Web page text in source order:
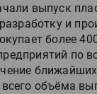
выпуск
и
более
по
объёма